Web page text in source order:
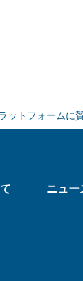
ットフォームに
ニュー